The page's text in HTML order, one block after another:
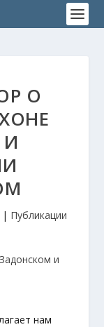
О
| Публикации
нам